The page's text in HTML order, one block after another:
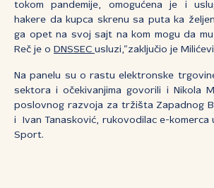
tokom pandemije, omogućena je i
hakere da kupca skrenu sa puta ka
ga opet na svoj sajt na kom mogu da
Reč je o DNSSEC usluzi,“zaključio je
Na panelu su o rastu elektronske
sektora i očekivanjima govorili i Nikola
poslovnog razvoja za tržišta Zapadnog
i Ivan Tanasković, rukovodilac e-komerca
Sport.